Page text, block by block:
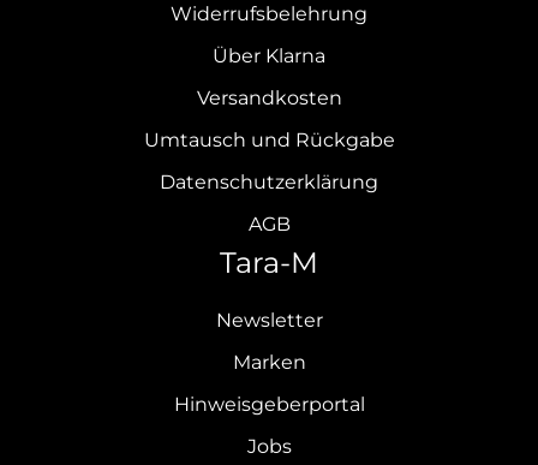
Widerrufsbelehrung
Über Klarna
Versandkosten
Umtausch und Rückgabe
Datenschutzerklärung
AGB
Tara-M
Newsletter
Marken
Hinweisgeberportal
Jobs